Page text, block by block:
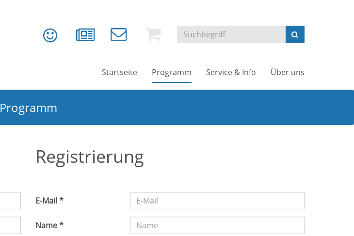
Startseite Programm Service & Info Über uns
Programm
Registrierung
E-Mail *
Name *